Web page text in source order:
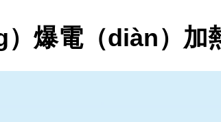
爆電（diàn）加